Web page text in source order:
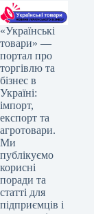
«Українські
товари» —
портал про
торгівлю та
бізнес в
Україні:
імпорт,
експорт та
агротовари.
Ми
публікуємо
корисні
поради та
статті для
підприємців і